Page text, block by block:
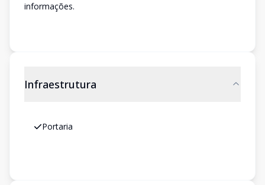
informações.
Infraestrutura
Portaria